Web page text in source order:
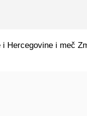
Hercegovine i meč